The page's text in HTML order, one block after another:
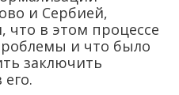
и Сербией,
что в этом процессе
и что было
заключить